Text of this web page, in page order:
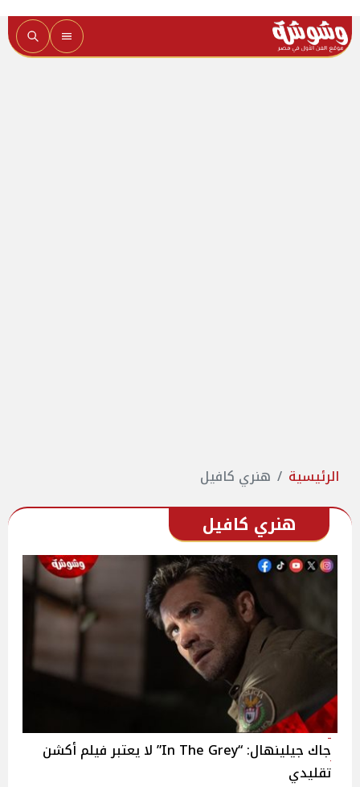
الرئيسية هنري كافيل
هنري كافيل
جاك جيلينهال: “In The Grey” لا يعتبر فيلم أكشن
تقليدي